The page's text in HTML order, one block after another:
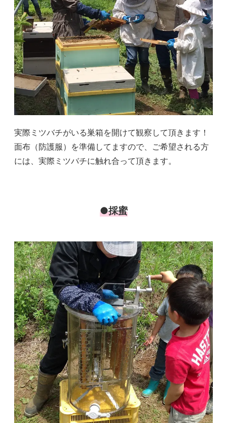
実際ミツバチがいる巣箱を開けて観察して頂きます！
面布（防護服）を準備してますので、ご希望される方
には、実際ミツバチに触れ合って頂きます。
●採蜜